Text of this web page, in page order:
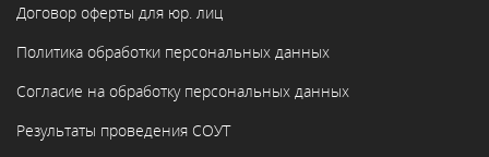
Договор оферты для юр. лиц
Политика обработки персональных данных
Согласие на обработку персональных данных
Результаты проведения СОУТ